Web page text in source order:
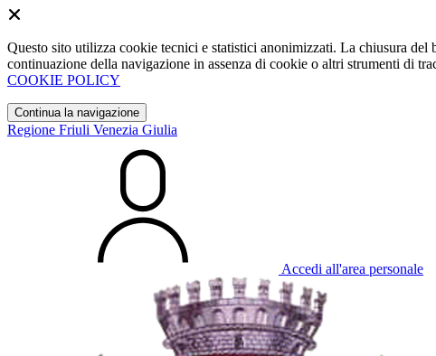
Questo sito utilizza cookie tecnici e statistici anonimizzati. La chiusura
continuazione della navigazione in assenza di cookie o altri strumenti di
COOKIE POLICY
Continua la navigazione
Regione Friuli Venezia Giulia
Accedi all'area personale